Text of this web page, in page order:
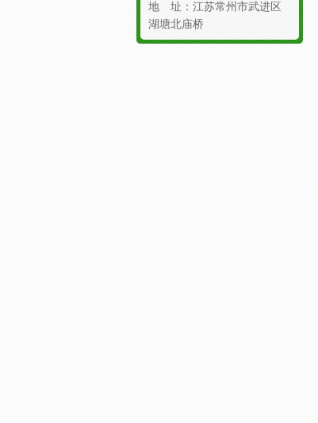
地 址：江苏常州市武进区
湖塘北庙桥